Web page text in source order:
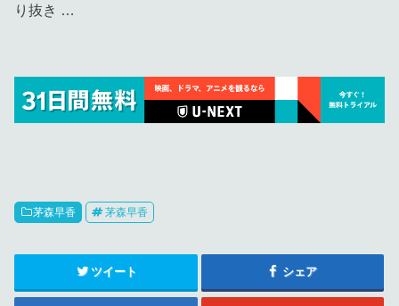
り抜き …
茅森早香 茅森早香
ツイート シェア